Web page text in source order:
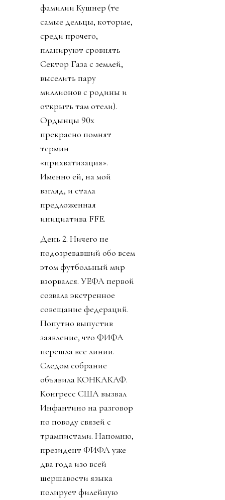
фамилии Кушнер (те
самые дельцы, которые,
среди прочего,
планируют сровнять
Сектор Газа с землей,
выселить пару
миллионов с родины и
открыть там отели).
Ордынцы 90х
прекрасно помнят
термин
«прихватизация».
Именно ей, на мой
взгляд, и стала
предложенная
инициатива FFE.
День 2. Ничего не
подозревавший обо всем
этом футбольный мир
взорвался. УЕФА первой
созвала экстренное
совещание федераций.
Попутно выпустив
заявление, что ФИФА
перешла все линии.
Следом собрание
объявила КОНКАКАФ.
Конгресс США вызвал
Инфантино на разговор
по поводу связей с
трампистами. Напомню,
президент ФИФА уже
два года изо всей
шершавости языка
полирует филейную